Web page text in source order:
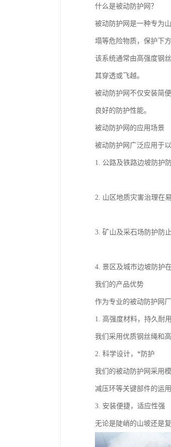
什么是被动防护网？
被动防护网是一种专为
塌等危险物质，保护下
该系统通常由高强度钢
其穿透或飞越。
被动防护网不仅安装简
良好的防护性能。
被动防护网的应用场景
被动防护网广泛应用于以
1. 公路及铁路边坡防护
2. 山区地质灾害治理在
3. 矿山及采石场防护防
4. 景区及城市边坡防护
我们的产品优势
作为专业的被动防护网
1. 高强度材料，持久耐用
我们采用优质钢丝绳和
2. 科学设计，*防护
我们的被动防护网采用
减压环等关键部件的运
3. 安装便捷，适应性强
无论是陡峭的山坡还是